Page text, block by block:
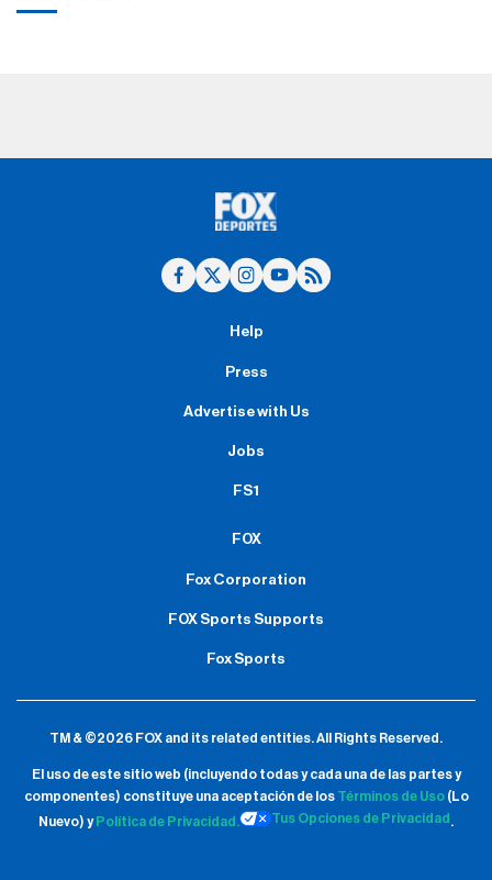
Help
Press
Advertise with Us
Jobs
FS1
FOX
Fox Corporation
FOX Sports Supports
Fox Sports
TM & ©2026 FOX and its related entities.All Rights Reserved.
El uso de este sitio web (incluyendo todas y cada una de las partes y
componentes) constituye una aceptación de los Términos de Uso(Lo
Nuevo) y Política de Privacidad. Tus Opciones de Privacidad .